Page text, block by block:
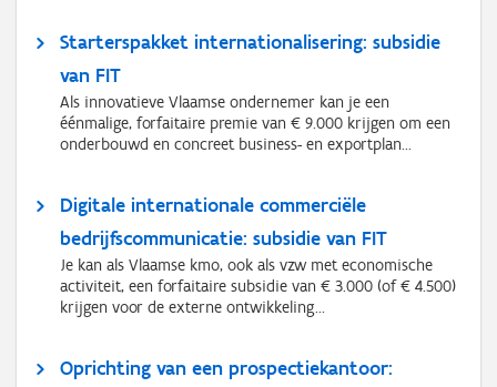
Starterspakket internationalisering: subsidie
van FIT
Als innovatieve Vlaamse ondernemer kan je een
éénmalige, forfaitaire premie van € 9.000 krijgen om een
onderbouwd en concreet business- en exportplan...
Digitale internationale commerciële
bedrijfscommunicatie: subsidie van FIT
Je kan als Vlaamse kmo, ook als vzw met economische
activiteit, een forfaitaire subsidie van € 3.000 (of € 4.500)
krijgen voor de externe ontwikkeling...
Oprichting van een prospectiekantoor: